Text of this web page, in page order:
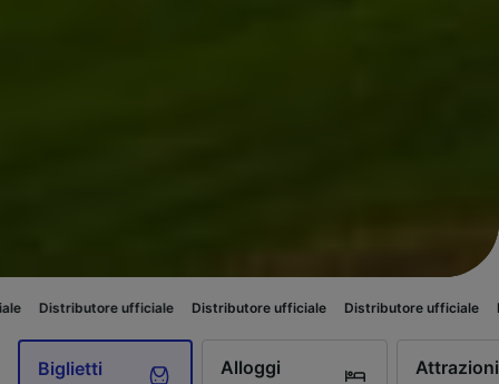
ufficiale Distributore ufficiale Distributore ufficiale Distributore
Biglietti Alloggi Attrazioni